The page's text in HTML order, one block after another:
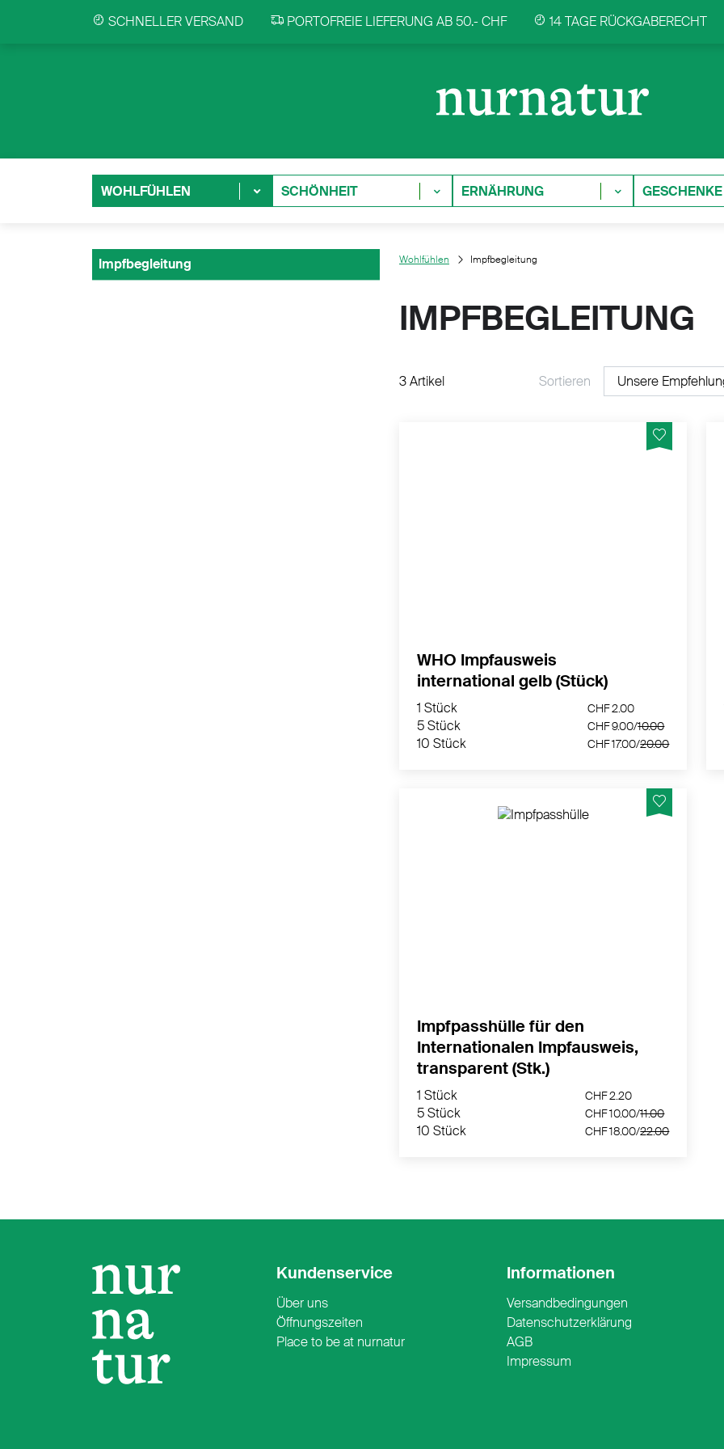
SCHNELLER VERSAND PORTOFREIE LIEFERUNG AB 50.- CHF 14 TAGE RÜCKGABERECHT
WOHLFÜHLEN SCHÖNHEIT ERNÄHRUNG GESCHENKE
Impfbegleitung Wohlfühlen Impfbegleitung
IMPFBEGLEITUNG
3 Artikel Sortieren
1 Stück
5 Stück CHF 9.00/
10 Stück CHF 17.00/20.00
WHO Impfausweis
international gelb (Stück)
1 Stück
5 Stück
10 Stück
CHF 2.00
CHF 9.00/10.00
CHF 17.00/20.00
1 Stück
5 Stück CHF 10.00/
10 Stück CHF 18.00/22.00
Impfpasshülle für den
Internationalen Impfausweis,
transparent (Stk.)
1 Stück
5 Stück
10 Stück
CHF 2.20
CHF 10.00/11.00
CHF 18.00/22.00
Kundenservice
Über uns
Öffnungszeiten
Place to be at nurnatur
Informationen
Versandbedingungen
Datenschutzerklärung
AGB
Impressum